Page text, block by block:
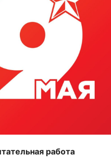
работа